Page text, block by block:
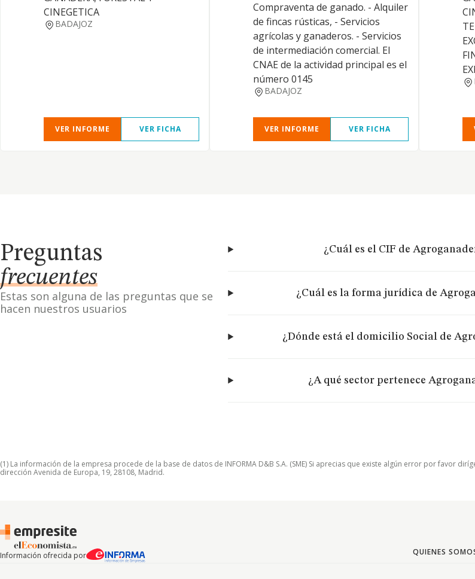
CINEGETICA
BADAJOZ
VER INFORME VER FICHA
Compraventa de ganado. - Alquiler
de fincas rústicas, - Servicios
agrícolas y ganaderos. - Servicios
de intermediación comercial. El
CNAE de la actividad principal es el
número 0145
BADAJOZ
VER INFORME VER FICHA
Preguntas
frecuentes
Estas son alguna de las preguntas que se
hacen nuestros usuarios
¿Cuál es el CIF de
¿Cuál es la forma jurídica de
¿Dónde está el domicilio Social de
¿A qué sector pertenece
(1) La información de la empresa procede de la base de datos de INFORMA D&B S.A. (SME) Si aprecias que existe algún error por favor
dirección Avenida de Europa, 19, 28108, Madrid.
Información ofrecida por QUIENES